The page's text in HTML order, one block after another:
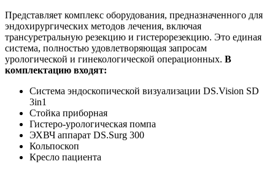
Представляет комплекс оборудования, предназначенного для
эндохирургических методов лечения, включая
трансуретральную резекцию и гистерорезекцию. Это единая
система, полностью удовлетворяющая запросам
урологической и гинекологической операционных. В
комплектацию входят:
Система эндоскопической визуализации DS.Vision SD
3in1
Стойка приборная
Гистеро-урологическая помпа
ЭХВЧ аппарат DS.Surg 300
Кольпоскоп
Кресло пациента